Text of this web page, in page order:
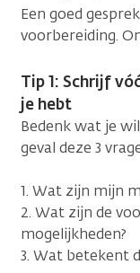
Een goed
voorbereiding.
Tip 1: Schrijf
je hebt
Bedenk wat je
geval deze 3
1. Wat zijn mijn
2. Wat zijn de
mogelijkheden?
3. Wat betekent